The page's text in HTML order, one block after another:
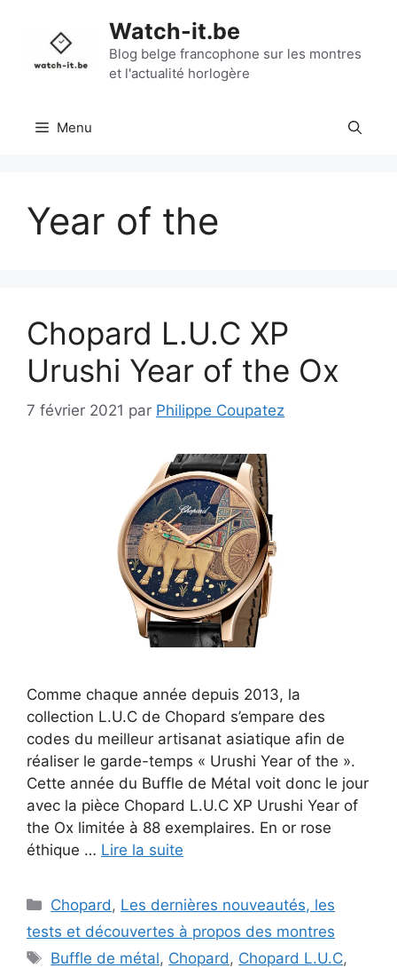
contenu
Watch-it.be
Blog belge francophone sur les montres
et l'actualité horlogère
Menu
Year of the
Chopard L.U.C XP
Urushi Year of the Ox
7 février 2021 par Philippe Coupatez
Comme chaque année depuis 2013, la
collection L.U.C de Chopard s’empare des
codes du meilleur artisanat asiatique afin de
réaliser le garde-temps « Urushi Year of the ».
Cette année du Buffle de Métal voit donc le jour
avec la pièce Chopard L.U.C XP Urushi Year of
the Ox limitée à 88 exemplaires. En or rose
éthique … Lire la suite
Catégories
Chopard , Les dernières nouveautés, les
tests et découvertes à propos des montres
Étiquettes
Buffle de métal, Chopard , Chopard L.U.C,